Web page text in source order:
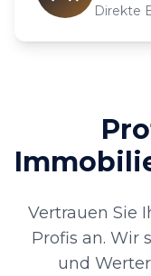
Direkte
Vertrauen Sie
Profis an. Wir
und